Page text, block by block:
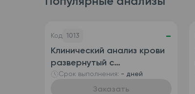
Код 1013 -
Клинический анализ крови
развернутый с
определением
ретикулоцитов
Срок выполнения: - дней
Заказать